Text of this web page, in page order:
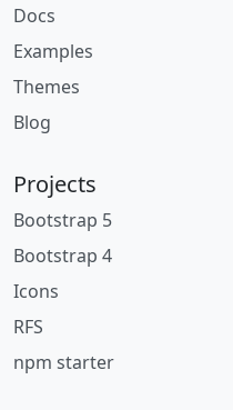
Docs
Examples
Themes
Blog
Projects
Bootstrap 5
Bootstrap 4
Icons
RFS
npm starter